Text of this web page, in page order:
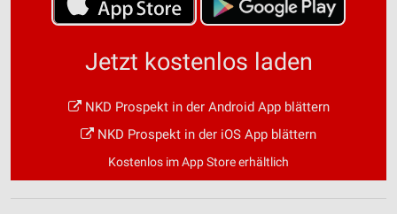
Jetzt kostenlos laden
NKD Prospekt in der Android App blättern
NKD Prospekt in der iOS App blättern
Kostenlos im App Store erhältlich